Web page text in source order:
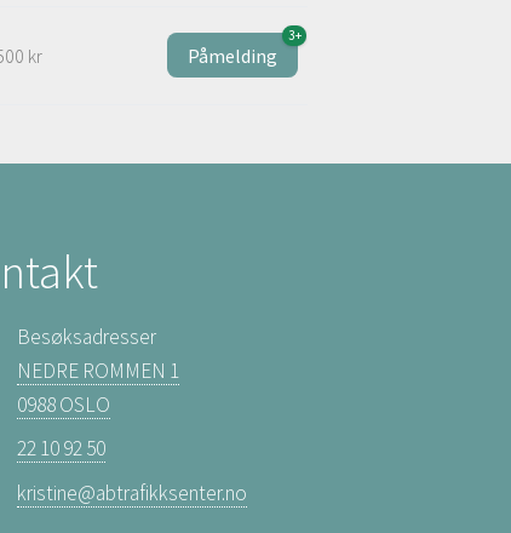
kr Påmelding
3+
Besøksadresser
NEDRE ROMMEN 1
0988 OSLO
22 10 92 50
kristine@abtrafikksenter.no